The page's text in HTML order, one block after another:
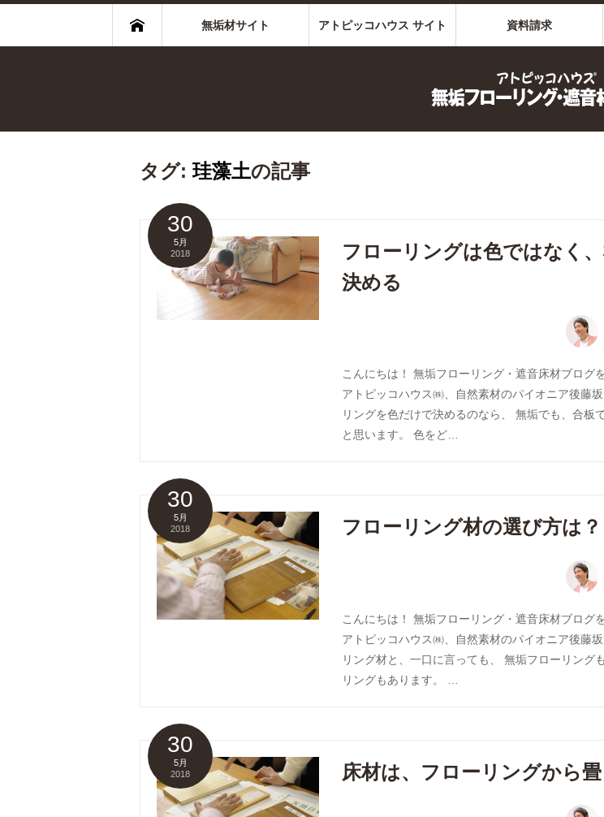
無垢材サイト アトピッコハウス サイト 資料請求
タグ:珪藻土の記事
30
5月
2018
フローリングは色ではなく
決める
こんにちは！ 無垢フローリング・遮音床材ブログ
アトピッコハウス㈱、自然素材のパイオニア後藤
リングを色だけで決めるのなら、 無垢でも、合板
と思います。 色をど…
30
5月
2018
フローリング材の選び方は？
こんにちは！ 無垢フローリング・遮音床材ブログ
アトピッコハウス㈱、自然素材のパイオニア後藤
リング材と、一口に言っても、 無垢フローリング
リングもあります。 …
30
5月
2018
床材は、フローリングから